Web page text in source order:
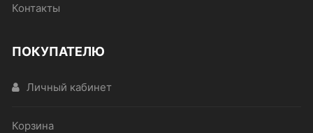
Контакты
ПОКУПАТЕЛЮ
Личный кабинет
Корзина